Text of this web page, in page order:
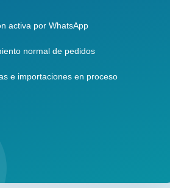
activa por WhatsApp
normal de pedidos
e importaciones en proceso